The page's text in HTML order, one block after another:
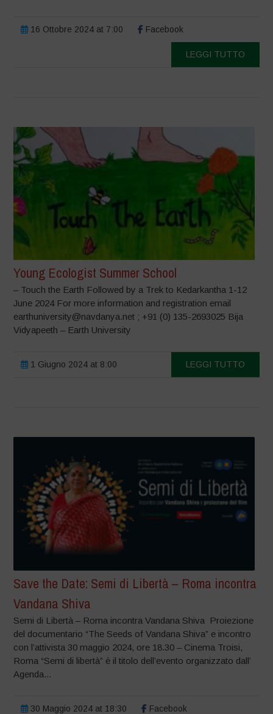
16 Ottobre 2024 at 7:00 Facebook
LEGGI TUTTO
Young Ecologist Summer School
– Touch the Earth Followed by a Trek to Kedarkantha 1-12
June 2024 For more information and registration email
earthuniversity@navdanya.net ; +91 (0) 135-2693025 Bija
Vidyapeeth – Earth University
1 Giugno 2024 at 8:00 LEGGI TUTTO
Save the Date: Semi di Libertà – Roma incontra
Vandana Shiva
Semi di Libertà – Roma incontra Vandana Shiva Proiezione
del documentario “The Seeds of Vandana Shiva” e incontro
con l’attivista 30 maggio 2024, ore 18.30 – Cinema Troisi,
Roma “Semi di libertà” è il titolo dell’evento organizzato dall’
Agenda...
30 Maggio 2024 at 18:30 Facebook